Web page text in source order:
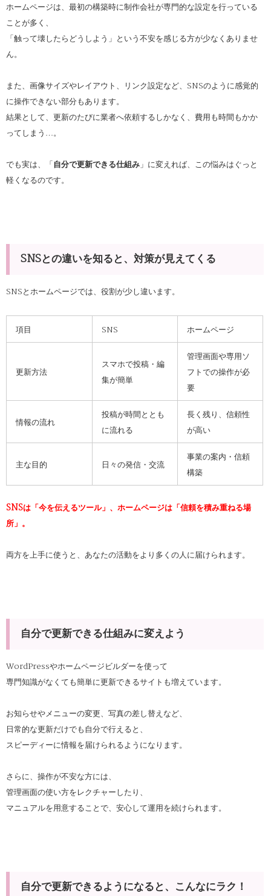
ホームページは、最初の構築時に制作会社が専門的な設定を行っている
ことが多く、
「触って壊したらどうしよう」という不安を感じる方が少なくありませ
ん。
また、画像サイズやレイアウト、リンク設定など、SNSのように感覚的
に操作できない部分もあります。
結果として、更新のたびに業者へ依頼するしかなく、費用も時間もかか
ってしまう…。
でも実は、「自分で更新できる仕組み」に変えれば、この悩みはぐっと
軽くなるのです。
SNSとの違いを知ると、対策が見えてくる
SNSとホームページでは、役割が少し違います。
項目 SNS ホームページ
更新方法
スマホで投稿・編
集が簡単
管理画面や専用ソ
フトでの操作が必
要
情報の流れ
投稿が時間ととも
に流れる
長く残り、信頼性
が高い
主な目的 日々の発信・交流
事業の案内・信頼
構築
SNSは「今を伝えるツール」、 ホームページは「信頼を積み重ねる場
所」。
両方を上手に使うと、あなたの活動をより多くの人に届けられます。
自分で更新できる仕組みに変えよう
WordPressやホームページビルダーを使って
専門知識がなくても簡単に更新できるサイトも増えています。
お知らせやメニューの変更、写真の差し替えなど、
日常的な更新だけでも自分で行えると、
スピーディーに情報を届けられるようになります。
さらに、操作が不安な方には、
管理画面の使い方をレクチャーしたり、
マニュアルを用意することで、安心して運用を続けられます。
自分で更新できるようになると、こんなにラク！